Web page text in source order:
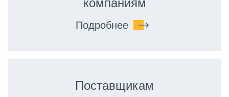
компаниям
Подробнее
Поставщикам